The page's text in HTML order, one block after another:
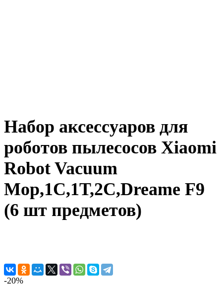
Набор аксессуаров для
роботов пылесосов Xiaomi
Robot Vacuum
Mop,1C,1T,2C,Dreame F9
(6 шт предметов)
-20%